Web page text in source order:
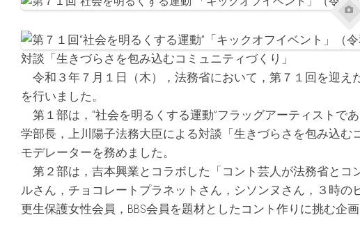
対談「生きづらさを包み込むコミュニティづくり」
令和３年７月１日（木），法務省において，第７１回を迎え
を行いました。
第１部は，“社会を明るくする運動”フラッグアーティストで
学部長，上川陽子法務大臣による対談「生きづらさを包み込
モデレーターを務めました。
第２部は，吉本興業とコラボした「コント芸人が法務省とコ
ルさん，チョコレートプラネットさん，シソンヌさん，３時の
更生保護女性会員，BBS会員を題材としたコント作りに挑む企画